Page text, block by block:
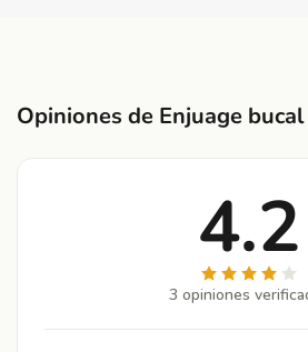
Opiniones de Enjuage
4.2
3 opiniones